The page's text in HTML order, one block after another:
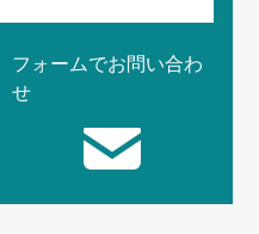
フォームでお問い合わ
せ